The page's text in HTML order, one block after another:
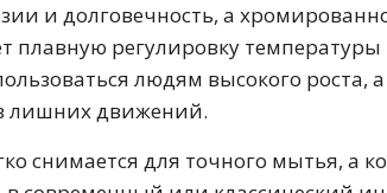
и долговечность, а
плавную регулировку
людям высокого
лишних движений.
снимается для точного мытья, а